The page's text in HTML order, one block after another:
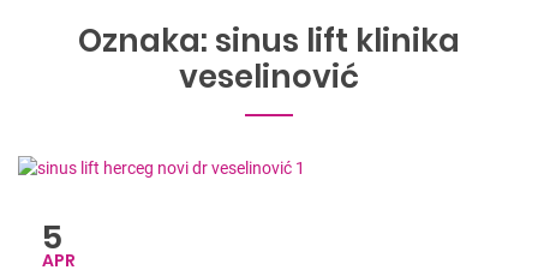
Oznaka: sinus lift klinika
veselinović
5
APR